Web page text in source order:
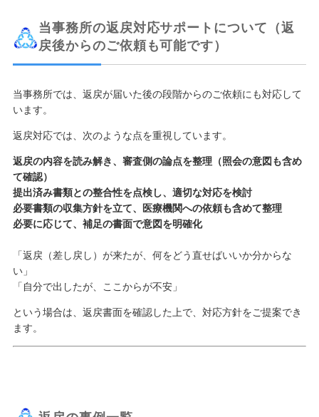
当事務所の返戻対応サポートについて（返
戻後からのご依頼も可能です）
当事務所では、返戻が届いた後の段階からのご依頼にも対応して
います。
返戻対応では、次のような点を重視しています。
返戻の内容を読み解き、審査側の論点を整理（照会の意図も含め
て確認）
提出済み書類との整合性を点検し、適切な対応を検討
必要書類の収集方針を立て、医療機関への依頼も含めて整理
必要に応じて、補足の書面で意図を明確化
「返戻（差し戻し）が来たが、何をどう直せばいいか分からな
い」
「自分で出したが、ここからが不安」
という場合は、返戻書面を確認した上で、対応方針をご提案でき
ます。